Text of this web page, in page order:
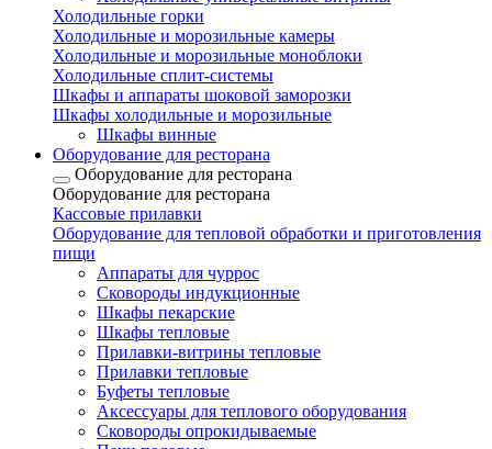
Холодильные горки
Холодильные и морозильные камеры
Холодильные и морозильные моноблоки
Холодильные сплит-системы
Шкафы и аппараты шоковой заморозки
Шкафы холодильные и морозильные
Шкафы винные
Оборудование для ресторана
Оборудование для ресторана
Оборудование для ресторана
Кассовые прилавки
Оборудование для тепловой обработки и приготовления
пищи
Аппараты для чуррос
Сковороды индукционные
Шкафы пекарские
Шкафы тепловые
Прилавки-витрины тепловые
Прилавки тепловые
Буфеты тепловые
Аксессуары для теплового оборудования
Сковороды опрокидываемые